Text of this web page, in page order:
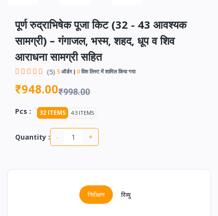
पूर्ण रुद्राभिषेक पूजा किट (32 - 43 आवश्यक
सामग्री) – गंगाजल, भस्म, शहद, धूप व शिव
आराधना सामग्री सहित
(5) 5 ऑर्डर 0 विश लिस्ट में शामिल किया गया
₹948.00₹998.00
Pcs : 32 ITEMS 43 ITEMS
Quantity : - +
निरीक्षण रिव्यु